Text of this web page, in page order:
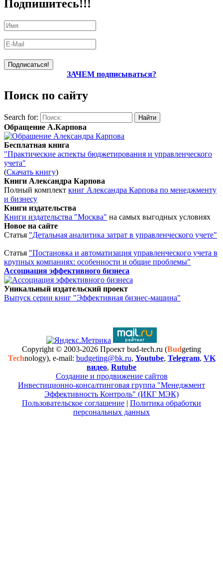
Подпишитесь!!!
ЗАЧЕМ подписываться?
Поиск по сайту
Search for:
Обращение А.Карпова
Бесплатная книга
"Практические аспекты бюджетирования и управленческого
учета"
(Скачать книгу)
Книги Александра Карпова
Полный комплект книг Александра Карпова по менеджменту
и бизнесу
Книги издательства
Книги издательства "Москва" на самых выгодных условиях
Новое на сайте
Статья "Детальная аналитика затрат в управленческого учете"
Статья "Постановка и автоматизация управленческого учета в
крупных компаниях: особенности и общие проблемы"
Ассоциация эффективного бизнеса
Уникальный издательский проект
Выпуск серии книг "Эффективная бизнес-машина"
Copyright © 2003-2026 Проект bud-tech.ru (Budgeting
Technology), e-mail: budgeting@bk.ru, Youtube, Telegram, VK
видео, Rutube
Создание и продвижение сайтов
Инвестиционно-консалтинговая группа "Менеджмент
Эффективность Контроль" (ИКГ МЭК)
Пользовательское соглашение | Политика обработки
персональных данных